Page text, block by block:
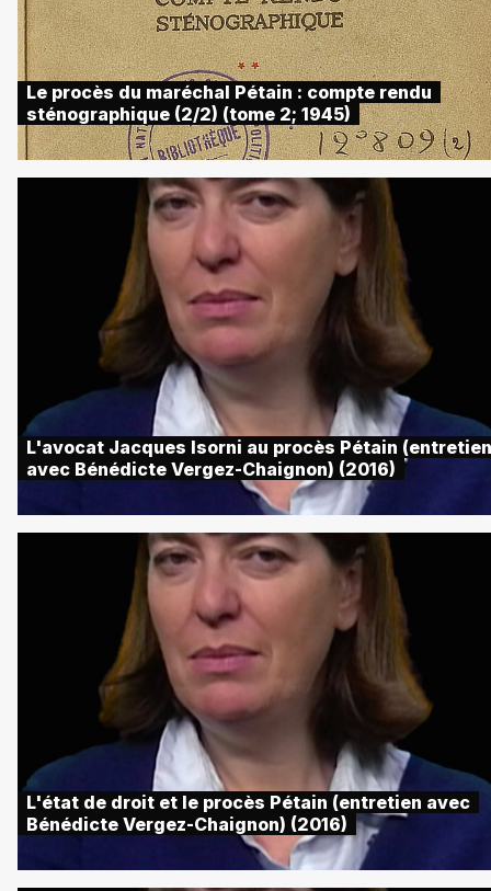
Le procès du maréchal Pétain : compte rendu
sténographique (2/2) (tome 2; 1945)
L'avocat Jacques Isorni au procès Pétain (entretien
avec Bénédicte Vergez-Chaignon) (2016)
L'état de droit et le procès Pétain (entretien avec
Bénédicte Vergez-Chaignon) (2016)